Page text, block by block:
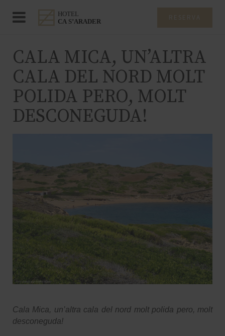
CALA MICA, UN’ALTRA
CALA DEL NORD MOLT
POLIDA PERO, MOLT
DESCONEGUDA!
Cala Mica, un’altra cala del nord molt polida pero, molt
desconeguda!